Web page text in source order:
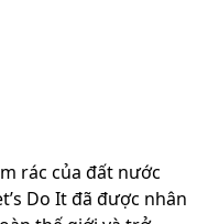
rác của đất nước
Do It đã được nhân